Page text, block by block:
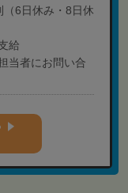
6日休み・8日休
給
当者にお問い合